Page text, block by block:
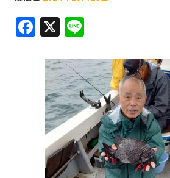
F
a
c
e
b
o
o
k
X
e